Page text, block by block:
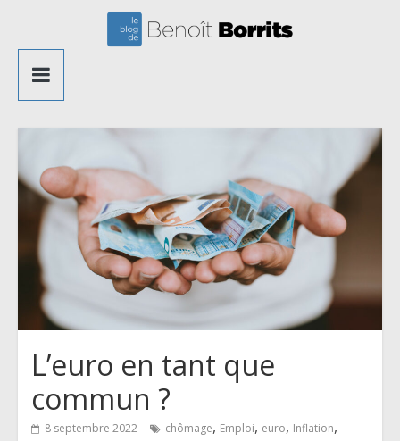
contenu
Le
blog
de
Benoît
Borrits
L’euro en tant que
commun ?
8 septembre 2022 chômage, Emploi, euro, Inflation,